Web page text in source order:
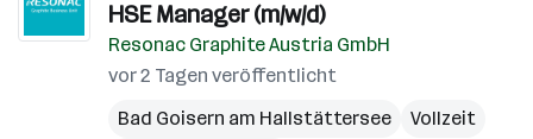
HSE Manager (m/w/d)
Resonac Graphite Austria GmbH
vor 2 Tagen veröffentlicht
Bad Goisern am Hallstättersee
Vollzeit